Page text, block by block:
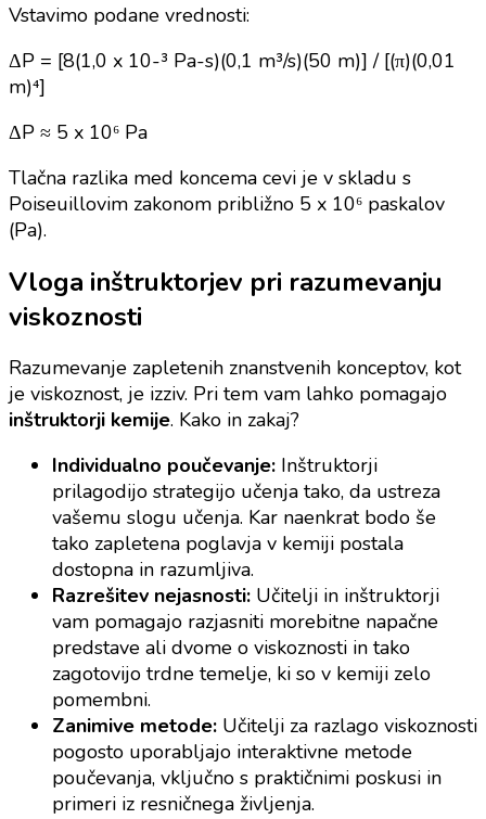
Vstavimo podane vrednosti:
ΔP = [8(1,0 x 10-³ Pa-s)(0,1 m³/s)(50 m)] / [(π)(0,01
m)⁴]
ΔP ≈ 5 x 10⁶ Pa
Tlačna razlika med koncema cevi je v skladu s
Poiseuillovim zakonom približno 5 x 10⁶ paskalov
(Pa).
Vloga inštruktorjev pri razumevanju
viskoznosti
Razumevanje zapletenih znanstvenih konceptov, kot
je viskoznost, je izziv. Pri tem vam lahko pomagajo
inštruktorji kemije. Kako in zakaj?
Individualno poučevanje: Inštruktorji
prilagodijo strategijo učenja tako, da ustreza
vašemu slogu učenja. Kar naenkrat bodo še
tako zapletena poglavja v kemiji postala
dostopna in razumljiva.
Razrešitev nejasnosti: Učitelji in inštruktorji
vam pomagajo razjasniti morebitne napačne
predstave ali dvome o viskoznosti in tako
zagotovijo trdne temelje, ki so v kemiji zelo
pomembni.
Zanimive metode: Učitelji za razlago viskoznosti
pogosto uporabljajo interaktivne metode
poučevanja, vključno s praktičnimi poskusi in
primeri iz resničnega življenja.